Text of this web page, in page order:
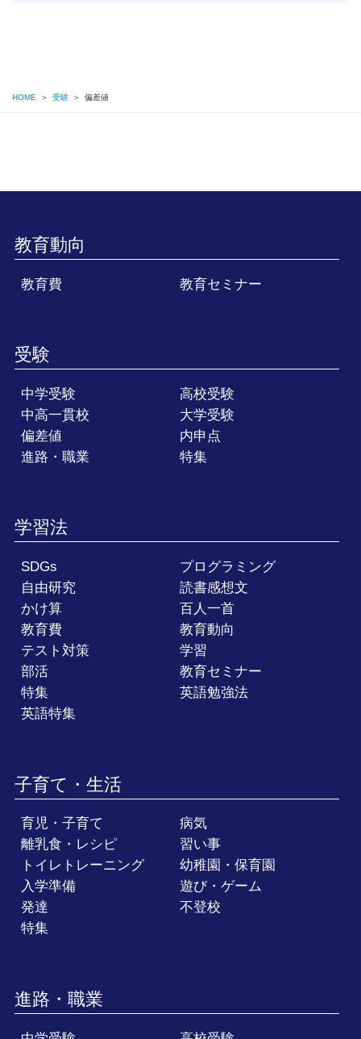
HOME ＞ 受験 ＞ 偏差値
教育動向
教育費 教育セミナー
受験
中学受験
高校受験
中高一貫校
大学受験
偏差値
内申点
進路・職業
特集
学習法
SDGs
プログラミング
自由研究
読書感想文
かけ算
百人一首
教育費
教育動向
テスト対策
学習
部活
教育セミナー
特集
英語勉強法
英語特集
子育て・生活
育児・子育て
病気
離乳食・レシピ
習い事
トイレトレーニング
幼稚園・保育園
入学準備
遊び・ゲーム
発達
不登校
特集
進路・職業